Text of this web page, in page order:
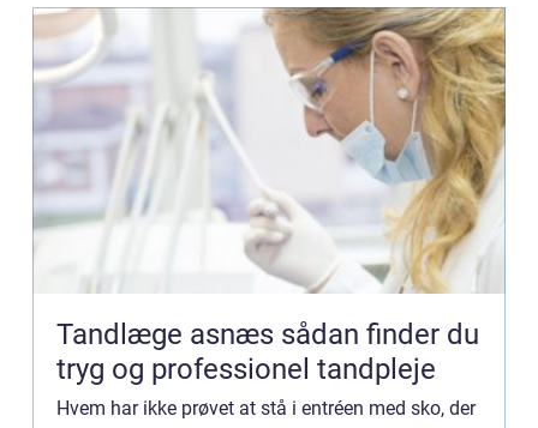
Tandlæge asnæs sådan finder du
tryg og professionel tandpleje
Hvem har ikke prøvet at stå i entréen med sko, der